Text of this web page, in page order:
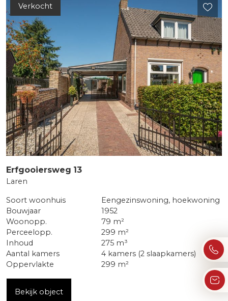
Verkocht
Erfgooiersweg 13
Laren
Soort woonhuis
Eengezinswoning, hoekwoning
Bouwjaar
1952
Woonopp.
79 m²
Perceelopp.
299 m²
Inhoud
275 m³
Aantal kamers
4 kamers (2 slaapkamers)
Oppervlakte
299 m²
Bekijk object